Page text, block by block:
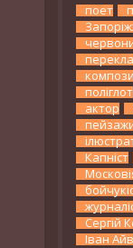
поет
поліглот
актор
Капніст
Сергій
Іван